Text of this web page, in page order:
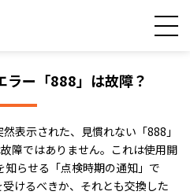
ラー「888」は故障？
表示された、見慣れない「888」
障ではありません。これは使用開
らせる「点検時期の通知」で
けるべきか、それとも交換した